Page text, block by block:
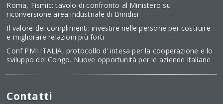
Roma, Fismic: tavolo di confronto al Ministero su
riconversione area industriale di Brindisi
Il valore dei complimenti: investire nelle persone per costruire
e migliorare relazioni più forti
Conf PMI ITALIA, protocollo d’ intesa per la cooperazione e lo
sviluppo del Congo. Nuove opportunità per le aziende italiane
Contatti